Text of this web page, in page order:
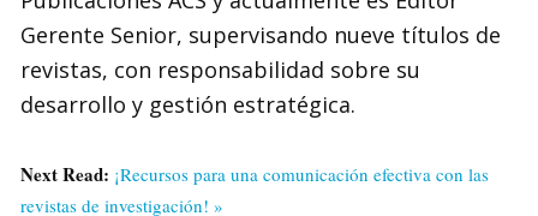
Gerente Senior, supervisando nueve títulos de
revistas, con responsabilidad sobre su
desarrollo y gestión estratégica.
Next Read: ¡Recursos para una comunicación efectiva con las
revistas de investigación! »